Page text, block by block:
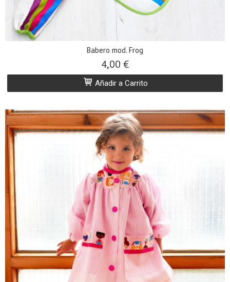
Babero mod. Frog
4,00 €
Añadir a Carrito